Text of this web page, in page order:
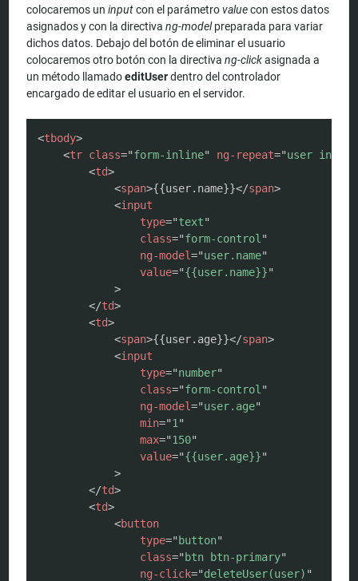
colocaremos uninputcon el parámetrovaluecon estos datos
asignados y con la directivang-modelpreparada para variar
dichos datos. Debajo del botón de eliminar el usuario
colocaremos otro botón con la directivang-clickasignada a
un método llamadoeditUserdentro del controlador
encargado de editar el usuario en el servidor.
<tbody>
<tr class="form-inline" ng-repeat="user in
<td>
<span>{{user.name}}</span>
<input
type="text"
class="form-control "
ng-model="user.name"
value="{{user.name}}"
>
</td>
<td>
<span>{{user.age}}</span>
<input
type="number"
class="form-control "
ng-model="user.age"
min="1 "
max="150"
value="{{user.age}}"
>
</td>
<td>
<button
type=" button"
class=" btn btn-primary"
ng-click="deleteUser(user) "